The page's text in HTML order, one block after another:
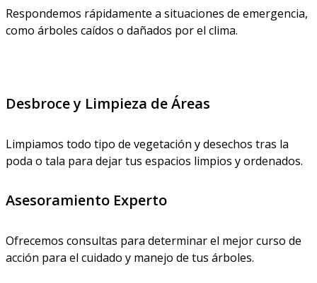
Respondemos rápidamente a situaciones de emergencia,
como árboles caídos o dañados por el clima.
Desbroce y Limpieza de Áreas
Limpiamos todo tipo de vegetación y desechos tras la
poda o tala para dejar tus espacios limpios y ordenados.
Asesoramiento Experto
Ofrecemos consultas para determinar el mejor curso de
acción para el cuidado y manejo de tus árboles.